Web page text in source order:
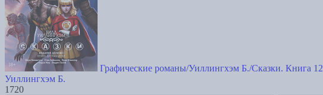
Графические романы/Уиллингхэм Б./Сказки. Книга 12
Уиллингхэм Б.
1720